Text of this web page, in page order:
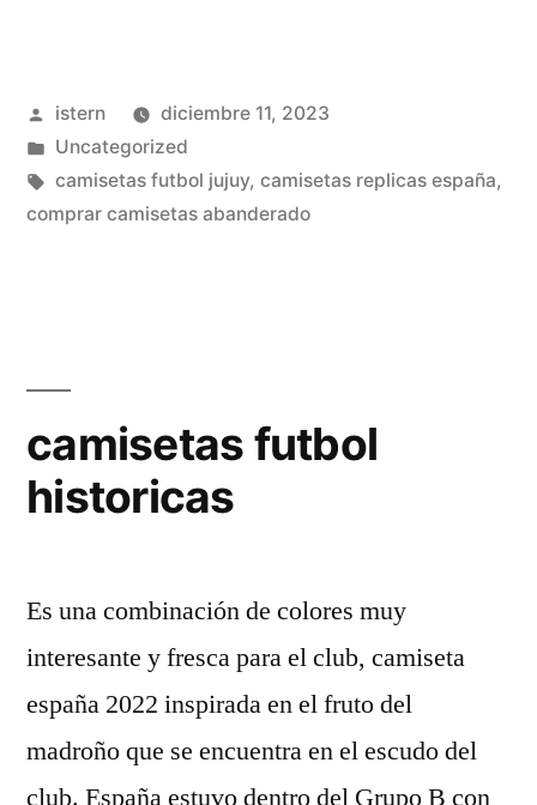
Publicado
por
istern
diciembre 11, 2023
Publicado
en
Uncategorized
Etiquetas:
camisetas futbol jujuy, camisetas replicas españa,
comprar camisetas abanderado
camisetas futbol
historicas
Es una combinación de colores muy
interesante y fresca para el club, camiseta
españa 2022 inspirada en el fruto del
madroño que se encuentra en el escudo del
club. España estuvo dentro del Grupo B con